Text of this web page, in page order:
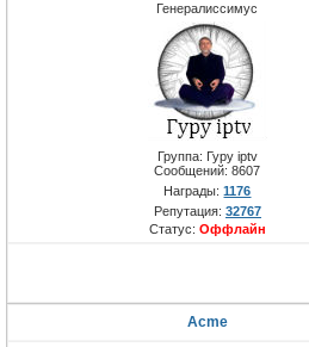
Генералиссимус
Группа: Гуру iptv
Сообщений:8607
Награды:1176
Репутация: 32767
Статус: Оффлайн
Acme